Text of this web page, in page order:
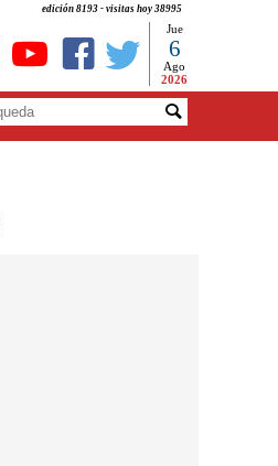
edición 8193 - visitas hoy 38995
Jue
6
Ago
2026